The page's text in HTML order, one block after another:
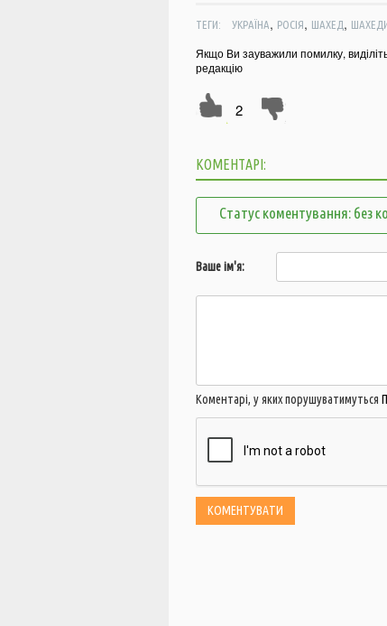
ТЕГИ: УКРАЇНА, РОСІЯ, ШАХЕД,
Якщо Ви зауважили помилку,
редакцію
2
КОМЕНТАРІ:
Статус коментування: без
Ваше ім'я:
Коментарі, у яких порушуватимуться